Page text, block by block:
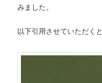
みました。
以下引用させていただくと